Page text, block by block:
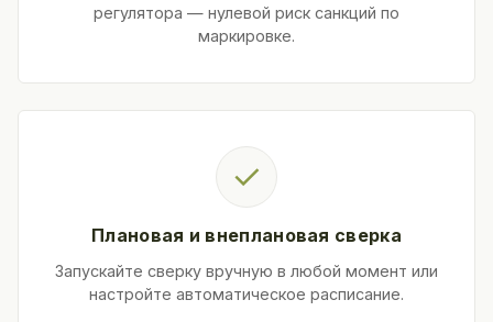
регулятора — нулевой риск санкций по
маркировке.
✓
Плановая и внеплановая сверка
Запускайте сверку вручную в любой момент или
настройте автоматическое расписание.